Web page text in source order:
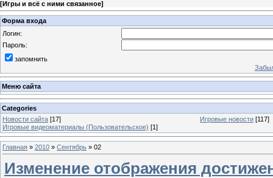
[Игры и всё с ними связанное]
Форма входа
Логин:
Пароль:
запомнить
Меню сайта
Categories
Новости сайта [17] Игровые новости [117]
Игровые видеоматериалы (Пользовательское) [1]
Главная » 2010 » Сентябрь » 02
Изменение отображения